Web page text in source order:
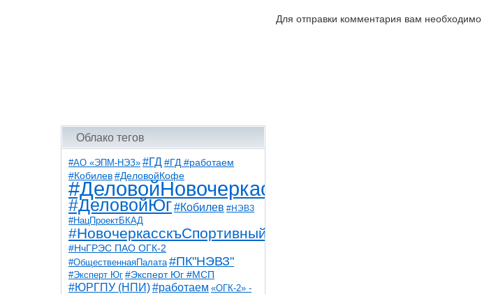
Облако тегов
#АО «ЭПМ-НЭЗ» #ГД #ГД #работаем
#Кобилев #ДеловойКофе
#ДеловойНовочеркасск
#ДеловойЮг#Кобилев #НЭВЗ
#НацПроектБКАД
#НовочеркасскъСпортивный
#НчГРЭС ПАО ОГК-2
#ОбщественнаяПалата #ПК"НЭВЗ"
#Эксперт Юг #Эксперт Юг #МСП
#ЮРГПУ (НПИ)#работаем «ОГК-2» -
Для отправки комментария вам необходимо